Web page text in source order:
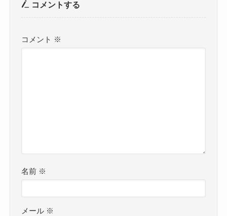
コメントする
コメント ※
名前 ※
メール ※